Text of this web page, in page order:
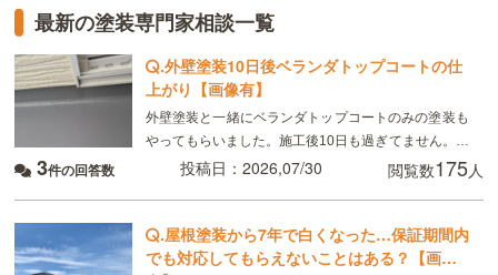
最新の塗装専門家相談一覧
.外壁塗装10日後ベランダトップコートの仕
上がり【画像有】
外壁塗装と一緒にベランダトップコートのみの塗装も
やってもらいました。施工後10日も過ぎてません。こ
れは普通ですか？
3件の回答数 投稿日：2026,07/30 閲覧数175人
.屋根塗装から7年で白くなった…保証期間内
でも対応してもらえないことはある？【画像